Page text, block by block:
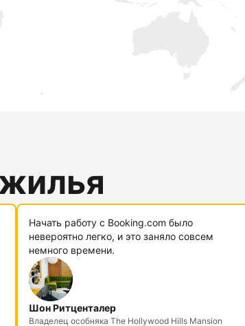
Начать работу с Booking.com было
невероятно легко, и это заняло совсем
немного времени.
Шон Ритценталер
Владелец особняка The Hollywood Hills Mansion